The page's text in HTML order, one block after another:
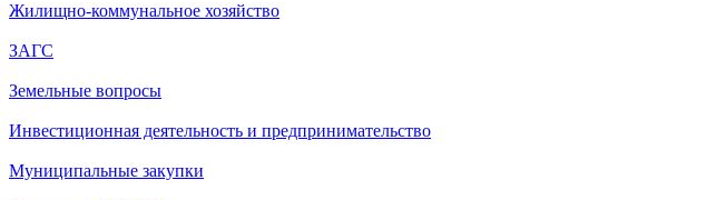
Жилищно-коммунальное хозяйство
ЗАГС
Земельные вопросы
Инвестиционная деятельность и предпринимательство
Муниципальные закупки